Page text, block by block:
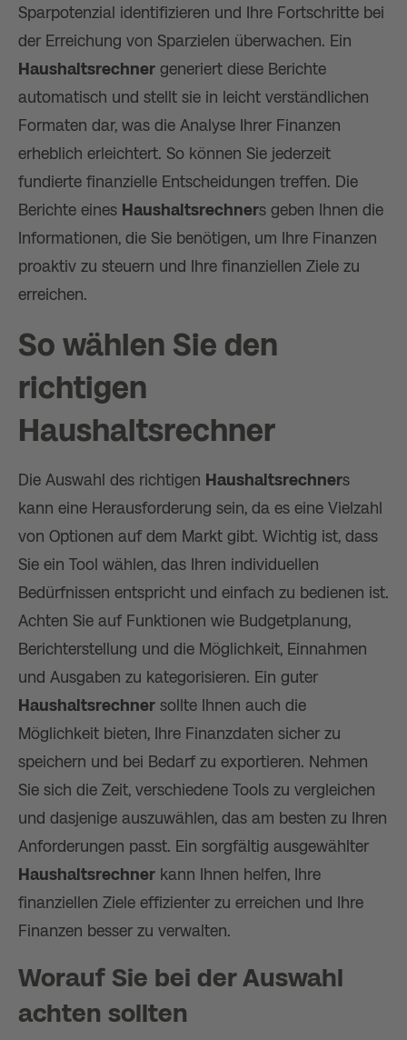
Sparpotenzial identifizieren und Ihre Fortschritte bei
der Erreichung von Sparzielen überwachen. Ein
Haushaltsrechner generiert diese Berichte
automatisch und stellt sie in leicht verständlichen
Formaten dar, was die Analyse Ihrer Finanzen
erheblich erleichtert. So können Sie jederzeit
fundierte finanzielle Entscheidungen treffen. Die
Berichte eines Haushaltsrechners geben Ihnen die
Informationen, die Sie benötigen, um Ihre Finanzen
proaktiv zu steuern und Ihre finanziellen Ziele zu
erreichen.
So wählen Sie den
richtigen
Haushaltsrechner
Die Auswahl des richtigen Haushaltsrechners
kann eine Herausforderung sein, da es eine Vielzahl
von Optionen auf dem Markt gibt. Wichtig ist, dass
Sie ein Tool wählen, das Ihren individuellen
Bedürfnissen entspricht und einfach zu bedienen ist.
Achten Sie auf Funktionen wie Budgetplanung,
Berichterstellung und die Möglichkeit, Einnahmen
und Ausgaben zu kategorisieren. Ein guter
Haushaltsrechner sollte Ihnen auch die
Möglichkeit bieten, Ihre Finanzdaten sicher zu
speichern und bei Bedarf zu exportieren. Nehmen
Sie sich die Zeit, verschiedene Tools zu vergleichen
und dasjenige auszuwählen, das am besten zu Ihren
Anforderungen passt. Ein sorgfältig ausgewählter
Haushaltsrechner kann Ihnen helfen, Ihre
finanziellen Ziele effizienter zu erreichen und Ihre
Finanzen besser zu verwalten.
Worauf Sie bei der Auswahl
achten sollten